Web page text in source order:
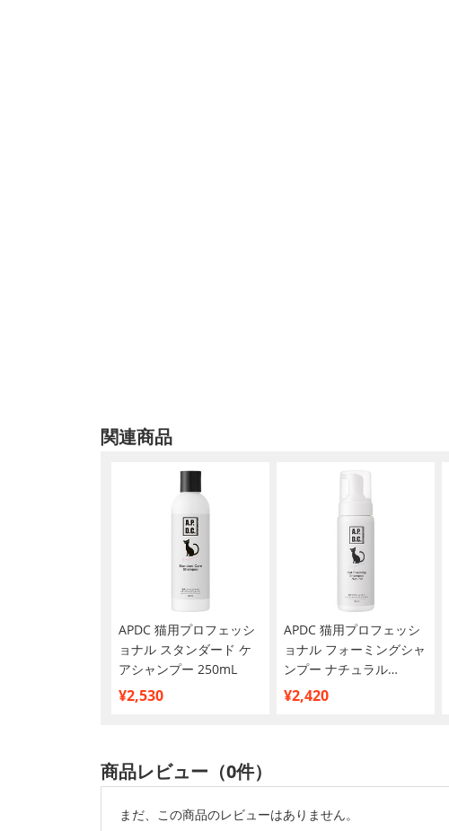
関連商品
APDC 猫用プロフェッシ
ョナル スタンダード ケ
アシャンプー 250mL
¥2,530
APDC 猫用プロフェッシ
ョナル フォーミングシャ
ンプー ナチュラル
180mL
¥2,420
商品レビュー（0件）
まだ、この商品のレビューはありません。